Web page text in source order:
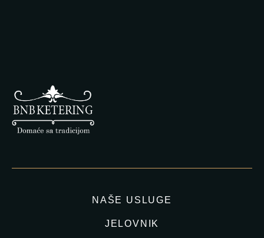
NAŠE USLUGE
JELOVNIK